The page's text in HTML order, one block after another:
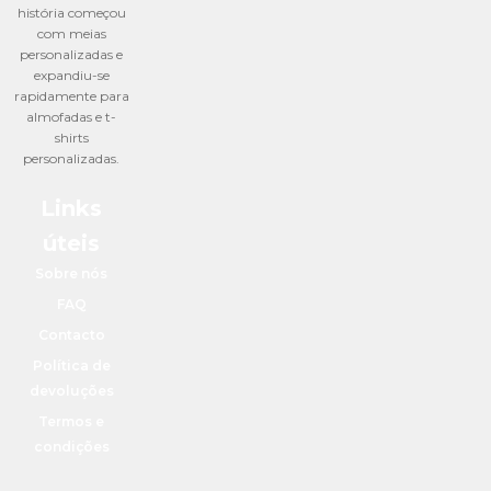
história começou
com meias
personalizadas e
expandiu-se
rapidamente para
almofadas e t-
shirts
personalizadas.